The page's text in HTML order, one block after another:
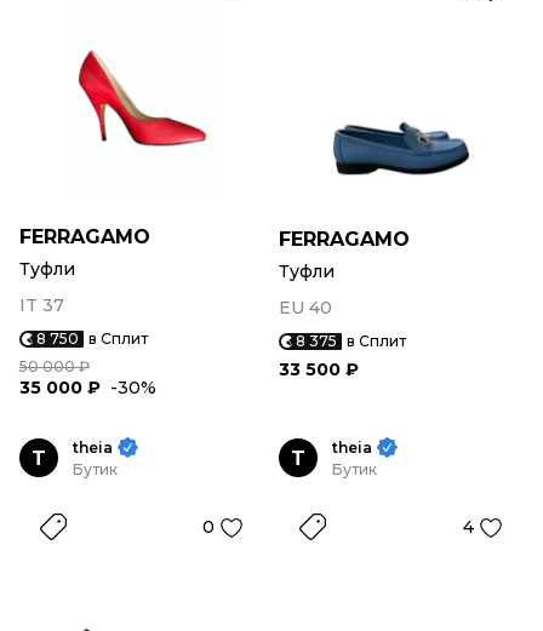
FERRAGAMO
Туфли
IT 37
8 750 в Сплит
50 000 ₽
35 000 ₽ -30%
FERRAGAMO
Туфли
EU 40
8 375 в Сплит
33 500 ₽
T
theia
Бутик
0
T
theia
Бутик
4